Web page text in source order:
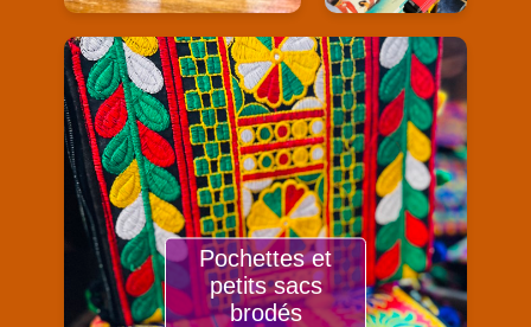
Pochettes et
petits sacs
brodés